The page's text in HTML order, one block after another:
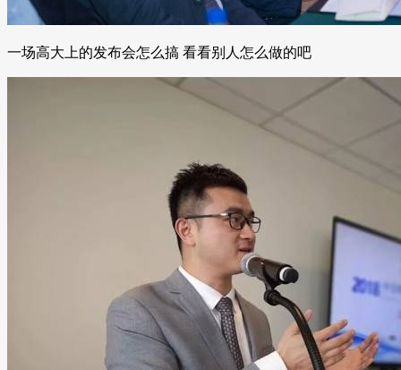
一场高大上的发布会怎么搞 看看别人怎么做的吧